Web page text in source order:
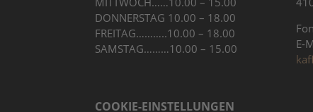
DONNERSTAG 10.00 – 18.00
FREITAG………..10.00 – 18.00
SAMSTAG………10.00 – 15.00
COOKIE-EINSTELLUNGEN
Fon
E-